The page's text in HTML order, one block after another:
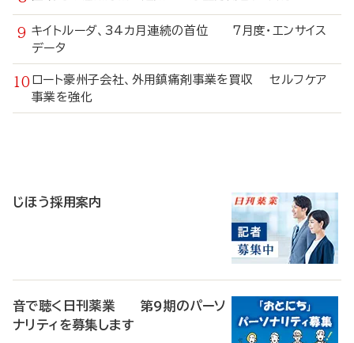
キイトルーダ、34カ月連続の首位 7月度・エンサイス
データ
ロート豪州子会社、外用鎮痛剤事業を買収 セルフケア
事業を強化
じほう採用案内
音で聴く日刊薬業 第9期のパーソ
ナリティを募集します